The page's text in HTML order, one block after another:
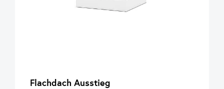
Flachdach Ausstieg